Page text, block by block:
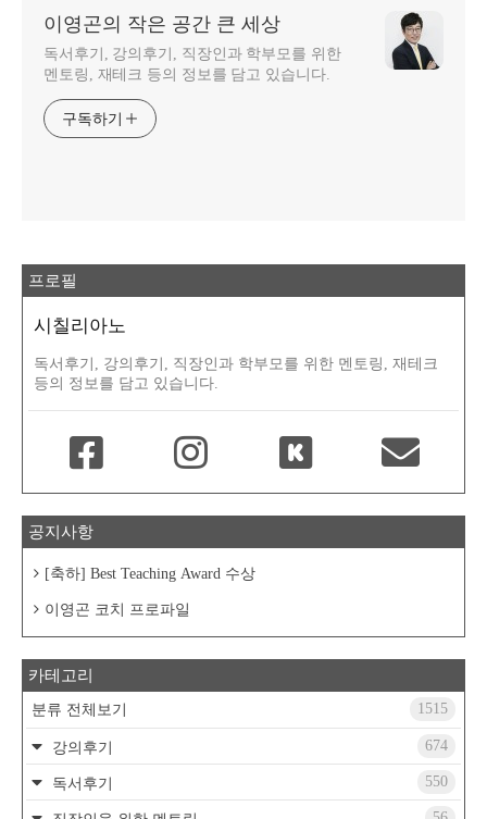
이영곤의 작은 공간 큰 세상
독서후기, 강의후기, 직장인과 학부모를 위한
멘토링, 재테크 등의 정보를 담고 있습니다.
구독하기
프로필
시칠리아노
독서후기, 강의후기, 직장인과 학부모를 위한 멘토링, 재테크
등의 정보를 담고 있습니다.
공지사항
[축하] Best Teaching Award 수상
이영곤 코치 프로파일
카테고리
분류 전체보기 1515
강의후기 674
독서후기 550